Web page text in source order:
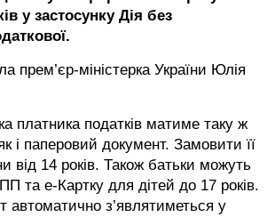
у застосунку Дія без
прем’єр-міністерка України Юлія
платника податків матиме таку ж
і паперовий документ. Замовити її
від 14 років. Також батьки можуть
та е-Картку для дітей до 17 років.
автоматично з’являтиметься у